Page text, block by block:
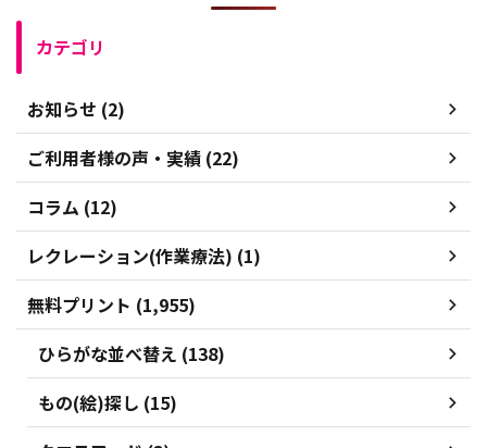
カテゴリ
お知らせ (2)
ご利用者様の声・実績 (22)
コラム (12)
レクレーション(作業療法) (1)
無料プリント (1,955)
ひらがな並べ替え (138)
もの(絵)探し (15)